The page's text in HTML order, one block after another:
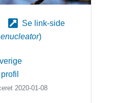
Se link-side
)
2020-01-08